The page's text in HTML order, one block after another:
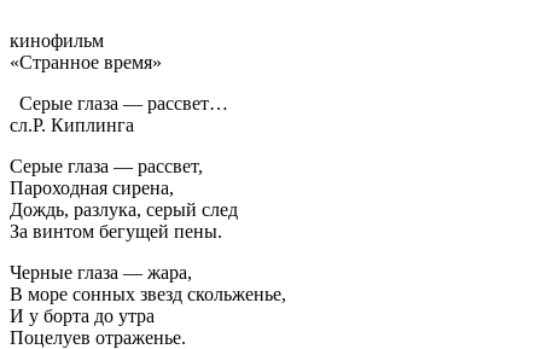
кинофильм
«Странное время»
Серые глаза — рассвет…
сл.Р. Киплинга
Серые глаза — рассвет,
Пароходная сирена,
Дождь, разлука, серый след
За винтом бегущей пены.
Черные глаза — жара,
В море сонных звезд скольженье,
И у борта до утра
Поцелуев отраженье.